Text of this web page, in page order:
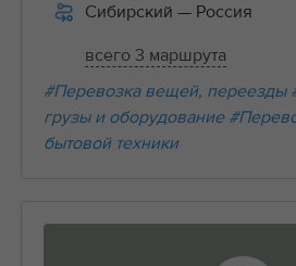
Сибирский — Россия
всего 3 маршрута
#Перевозка вещей, переезды
грузы и оборудование
бытовой техники